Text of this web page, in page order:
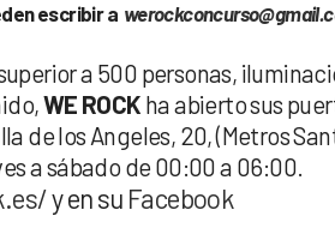
escribir a
a 500 personas,
WE ROCK ha abierto sus
de los Angeles, 20, (Metros
a sábado de 00:00 a 06:00.
y en su Facebook